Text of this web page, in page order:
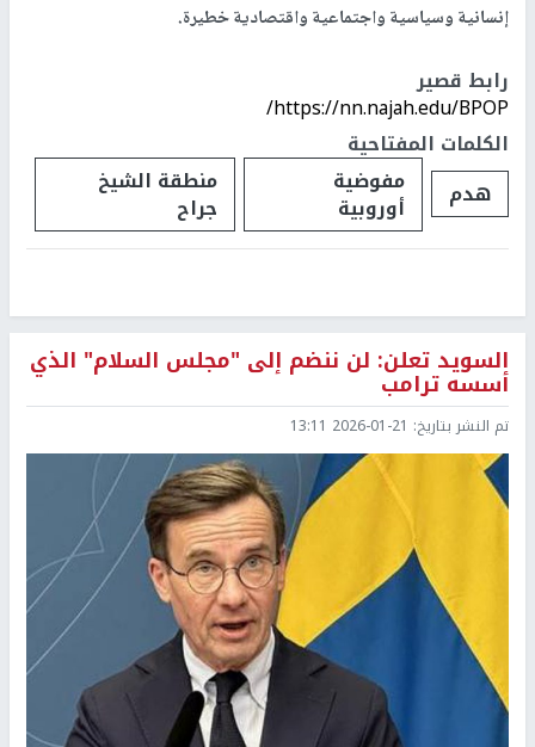
إنسانية وسياسية واجتماعية واقتصادية خطيرة.
رابط قصير
https://nn.najah.edu/BPOP/
الكلمات المفتاحية
هدم
مفوضية
أوروبية
منطقة الشيخ
جراح
السويد تعلن: لن ننضم إلى "مجلس السلام" الذي
أسسه ترامب
تم النشر بتاريخ: 2026-01-21 13:11